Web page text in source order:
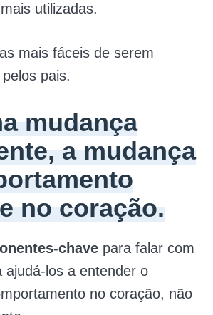
utilizadas.
mais fáceis de serem
pais.
mudança
a mudança
no coração.
chave para falar com
ajudá-los a entender o
no coração, não